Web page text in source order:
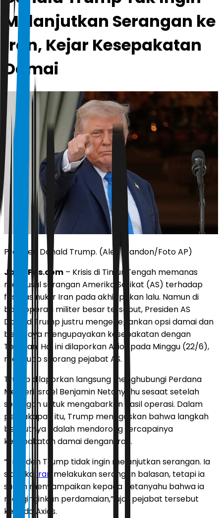
Melanjutkan Serangan ke
Iran, Kejar Kesepakatan
Damai
Presiden Donald Trump. (Alex Brandon/Foto AP)
JawaPos.com – Krisis di Timur Tengah memanas
menyusul serangan Amerika Serikat (AS) terhadap
fasilitas nuklir Iran pada akhir pekan lalu. Namun di
balik operasi militer besar tersebut, Presiden AS
Donald Trump justru mengedepankan opsi damai dan
berupaya mengupayakan kesepakatan dengan
Teheran. Hal ini dilaporkan Axios pada Minggu (22/6),
mengutip seorang pejabat AS.
Trump dilaporkan langsung menghubungi Perdana
Menteri Israel Benjamin Netanyahu sesaat setelah
serangan untuk mengabarkan hasil operasi. Dalam
percakapan itu, Trump menegaskan bahwa langkah
berikutnya adalah mendorong tercapainya
kesepakatan damai dengan Iran.
“Presiden Trump tidak ingin melanjutkan serangan. Ia
siap jika Iran melakukan serangan balasan, tetapi ia
sudah menyampaikan kepada Netanyahu bahwa ia
menginginkan perdamaian,” ujar pejabat tersebut
kepada Axios.